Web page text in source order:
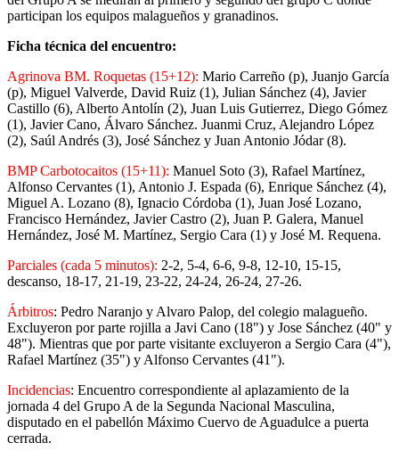
participan los equipos malagueños y granadinos.
Ficha técnica del encuentro:
Agrinova BM. Roquetas (15+12): Mario Carreño (p), Juanjo García
(p), Miguel Valverde, David Ruiz (1), Julian Sánchez (4), Javier
Castillo (6), Alberto Antolín (2), Juan Luis Gutierrez, Diego Gómez
(1), Javier Cano, Álvaro Sánchez. Juanmi Cruz, Alejandro López
(2), Saúl Andrés (3), José Sánchez y Juan Antonio Jódar (8).
BMP Carbotocaitos (15+11): Manuel Soto (3), Rafael Martínez,
Alfonso Cervantes (1), Antonio J. Espada (6), Enrique Sánchez (4),
Miguel A. Lozano (8), Ignacio Córdoba (1), Juan José Lozano,
Francisco Hernández, Javier Castro (2), Juan P. Galera, Manuel
Hernández, José M. Martínez, Sergio Cara (1) y José M. Requena.
Parciales (cada 5 minutos): 2-2, 5-4, 6-6, 9-8, 12-10, 15-15,
descanso, 18-17, 21-19, 23-22, 24-24, 26-24, 27-26.
Árbitros: Pedro Naranjo y Alvaro Palop, del colegio malagueño.
Excluyeron por parte rojilla a Javi Cano (18") y Jose Sánchez (40" y
48"). Mientras que por parte visitante excluyeron a Sergio Cara (4"),
Rafael Martínez (35") y Alfonso Cervantes (41").
Incidencias: Encuentro correspondiente al aplazamiento de la
jornada 4 del Grupo A de la Segunda Nacional Masculina,
disputado en el pabellón Máximo Cuervo de Aguadulce a puerta
cerrada.